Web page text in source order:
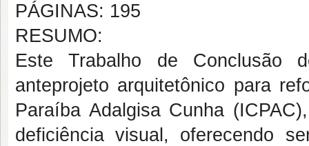
PÁGINAS: 195
RESUMO:
Este Trabalho de Conclusão
anteprojeto arquitetônico para
Paraíba Adalgisa Cunha
deficiência visual, oferecendo